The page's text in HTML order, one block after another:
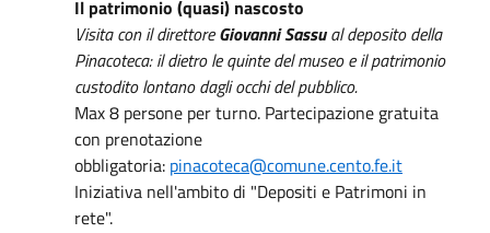
Il patrimonio (quasi) nascosto
Visita con il direttoreGiovanni Sassual deposito della
Pinacoteca: il dietro le quinte del museo e il patrimonio
custodito lontano dagli occhi del pubblico.
Max 8 persone per turno. Partecipazione gratuita
con prenotazione
obbligatoria: pinacoteca@comune.cento.fe.it
Iniziativa nell'ambito di "Depositi e Patrimoni in
rete".